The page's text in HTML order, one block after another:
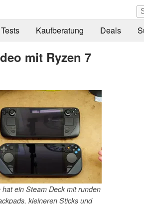
Kaufberatung Deals
mit Ryzen 7
hat ein Steam Deck mit runden
kleineren Sticks und